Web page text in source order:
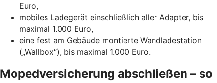
Euro,
mobiles Ladegerät einschließlich aller Adapter, bis
maximal 1.000 Euro,
eine fest am Gebäude montierte Wandladestation
(„Wallbox“), bis maximal 1.000 Euro.
Mopedversicherung abschließen – so